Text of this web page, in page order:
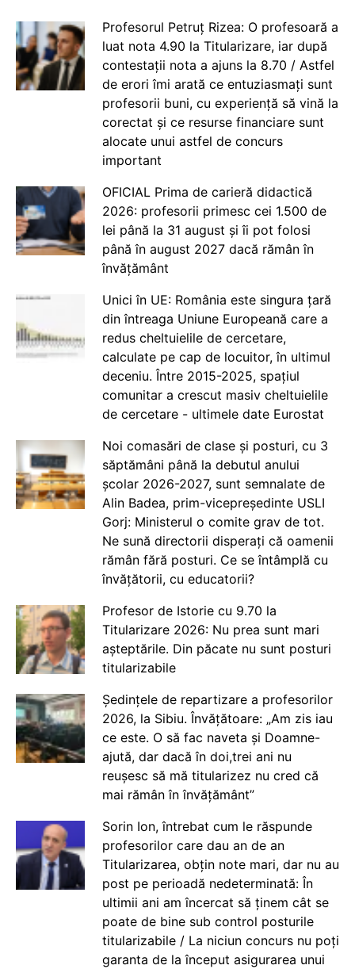
Profesorul Petruț Rizea: O profesoară a
luat nota 4.90 la Titularizare, iar după
contestații nota a ajuns la 8.70 / Astfel
de erori îmi arată ce entuziasmați sunt
profesorii buni, cu experiență să vină la
corectat și ce resurse financiare sunt
alocate unui astfel de concurs
important
OFICIAL Prima de carieră didactică
2026: profesorii primesc cei 1.500 de
lei până la 31 august și îi pot folosi
până în august 2027 dacă rămân în
învățământ
Unici în UE: România este singura țară
din întreaga Uniune Europeană care a
redus cheltuielile de cercetare,
calculate pe cap de locuitor, în ultimul
deceniu. Între 2015-2025, spațiul
comunitar a crescut masiv cheltuielile
de cercetare - ultimele date Eurostat
Noi comasări de clase și posturi, cu 3
săptămâni până la debutul anului
școlar 2026-2027, sunt semnalate de
Alin Badea, prim-vicepreședinte USLI
Gorj: Ministerul o comite grav de tot.
Ne sună directorii disperați că oamenii
rămân fără posturi. Ce se întâmplă cu
învățătorii, cu educatorii?
Profesor de Istorie cu 9.70 la
Titularizare 2026: Nu prea sunt mari
așteptările. Din păcate nu sunt posturi
titularizabile
Ședințele de repartizare a profesorilor
2026, la Sibiu. Învățătoare: „Am zis iau
ce este. O să fac naveta și Doamne-
ajută, dar dacă în doi,trei ani nu
reușesc să mă titularizez nu cred că
mai rămân în învățământ”
Sorin Ion, întrebat cum le răspunde
profesorilor care dau an de an
Titularizarea, obțin note mari, dar nu au
post pe perioadă nedeterminată: În
ultimii ani am încercat să ținem cât se
poate de bine sub control posturile
titularizabile / La niciun concurs nu poți
garanta de la început asigurarea unui